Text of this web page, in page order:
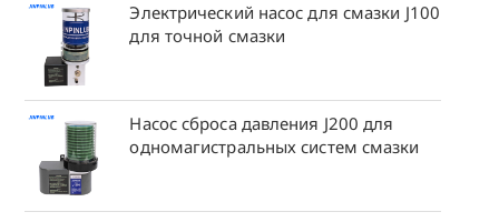
Электрический насос для смазки J100
для точной смазки
Насос сброса давления J200 для
одномагистральных систем смазки